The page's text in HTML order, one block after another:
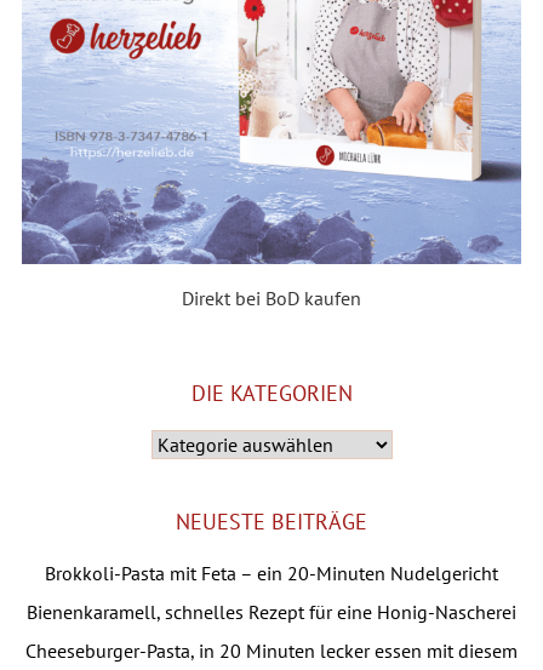
Direkt bei BoD kaufen
DIE KATEGORIEN
NEUESTE BEITRÄGE
Brokkoli-Pasta mit Feta – ein 20-Minuten Nudelgericht
Bienenkaramell, schnelles Rezept für eine Honig-Nascherei
Cheeseburger-Pasta, in 20 Minuten lecker essen mit diesem